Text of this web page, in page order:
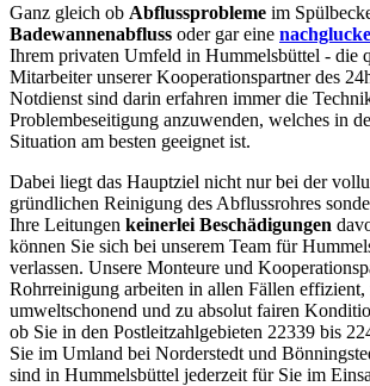
Ganz gleich ob Abflussprobleme im
Badewannenabfluss oder gar eine
Ihrem privaten Umfeld in Hummelsbüttel - die
Mitarbeiter unserer Kooperationspartner des
Notdienst sind darin erfahren immer die
Problembeseitigung anzuwenden, welches in
Situation am besten geeignet ist.
Dabei liegt das Hauptziel nicht nur bei der
gründlichen Reinigung des Abflussrohres
Ihre Leitungen keinerlei Beschädigungen
können Sie sich bei unserem Team für
verlassen. Unsere Monteure und
Rohrreinigung arbeiten in allen Fällen effizient,
umweltschonend und zu absolut fairen
ob Sie in den Postleitzahlgebieten 22339 bis
Sie im Umland bei Norderstedt und
sind in Hummelsbüttel jederzeit für Sie im